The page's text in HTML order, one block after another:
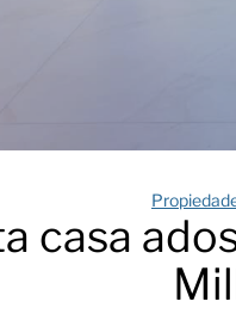
casa